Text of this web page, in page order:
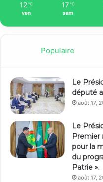
12 ℃
ven
17 ℃
sam
Populaire
Le
député
août 17,
Le
Premier
pour la
du
Patrie ».
août 17,